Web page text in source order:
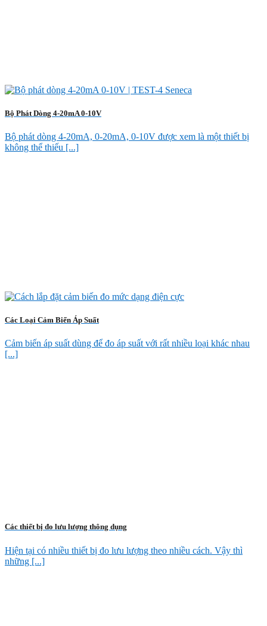
Bộ Phát Dòng 4-20mA 0-10V
Bộ phát dòng 4-20mA, 0-20mA, 0-10V được xem là một thiết bị
không thể thiếu [...]
Các Loại Cảm Biến Áp Suất
Cảm biến áp suất dùng để đo áp suất với rất nhiều loại khác nhau
[...]
Các thiết bị đo lưu lượng thông dụng
Hiện tại có nhiều thiết bị đo lưu lượng theo nhiều cách. Vậy thì
những [...]